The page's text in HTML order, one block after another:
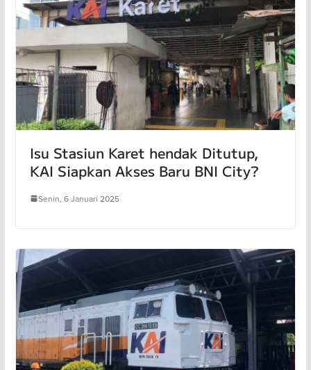
Isu Stasiun Karet hendak Ditutup,
KAI Siapkan Akses Baru BNI City?
Senin, 6 Januari 2025